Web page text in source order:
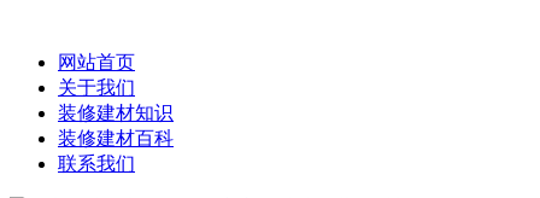
网站首页
关于我们
装修建材知识
装修建材百科
联系我们